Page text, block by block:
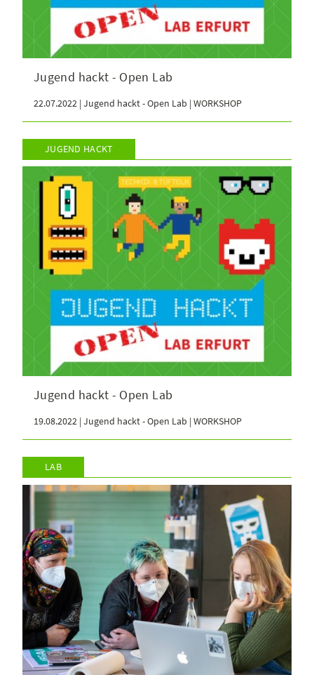
Jugend hackt - Open Lab
22.07.2022 | Jugend hackt - Open Lab | WORKSHOP
JUGEND HACKT
Jugend hackt - Open Lab
19.08.2022 | Jugend hackt - Open Lab | WORKSHOP
LAB